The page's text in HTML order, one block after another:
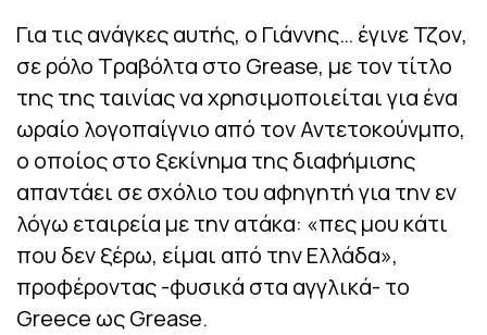
Για τις ανάγκες αυτής, ο Γιάννης… έγινε Τζον,
σε ρόλο Τραβόλτα στο Grease, με τον τίτλο
της της ταινίας να χρησιμοποιείται για ένα
ωραίο λογοπαίγνιο από τον Αντετοκούνμπο,
ο οποίος στο ξεκίνημα της διαφήμισης
απαντάει σε σχόλιο του αφηγητή για την εν
λόγω εταιρεία με την ατάκα: «πες μου κάτι
που δεν ξέρω, είμαι από την Ελλάδα»,
προφέροντας -φυσικά στα αγγλικά- το
Greece ως Grease.